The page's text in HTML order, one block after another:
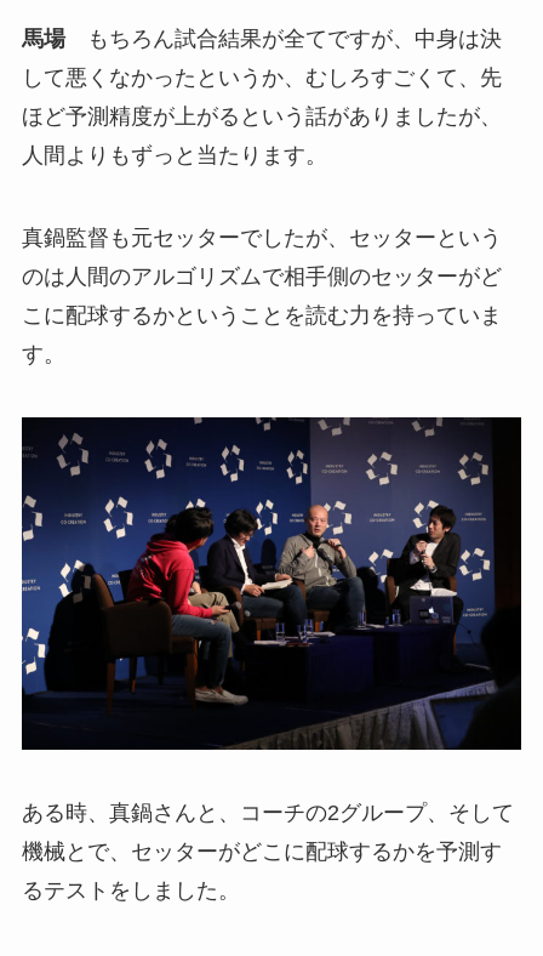
馬場もちろん試合結果が全てですが、中身は決
して悪くなかったというか、むしろすごくて、先
ほど予測精度が上がるという話がありましたが、
人間よりもずっと当たります。
真鍋監督も元セッターでしたが、セッターという
のは人間のアルゴリズムで相手側のセッターがど
こに配球するかということを読む力を持っていま
す。
ある時、真鍋さんと、コーチの2グループ、そして
機械とで、セッターがどこに配球するかを予測す
るテストをしました。